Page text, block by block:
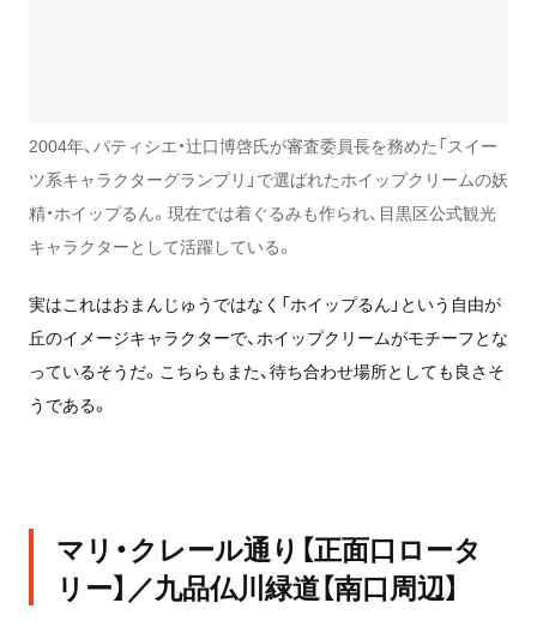
2004年、パティシエ・辻口博啓氏が審査委員長を務めた「スイー
ツ系キャラクターグランプリ」で選ばれたホイップクリームの妖
精・ホイップるん。現在では着ぐるみも作られ、目黒区公式観光
キャラクターとして活躍している。
実はこれはおまんじゅうではなく「ホイップるん」という自由が
丘のイメージキャラクターで、ホイップクリームがモチーフとな
っているそうだ。こちらもまた、待ち合わせ場所としても良さそ
うである。
マリ・クレール通り【正面口ロータ
リー】／九品仏川緑道【南口周辺】